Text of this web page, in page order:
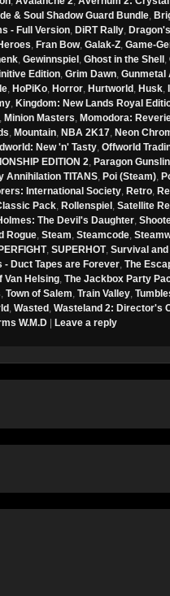
& Soul Shadow Guard Bundle,
- Full Version, DiRT Rally,
, Fran Bow, Galak-Z, Game-
, Gewinnspiel, Ghost in the Shell,
Edition, Grim Dawn, Gunmetal
, HoPiKo, Horror, Hurtworld, Husk,
, Kingdom: New Lands Royal
, Minion Masters, Momodora:
, Mountain, NBA 2K17, Neon
New 'n' Tasty, Offworld
EDITION 2, Paragon
Annihilation TITANS, Poi (Steam),
International Society, Retro,
Pack, Rollenspiel, Satellite
The Devil's Daughter,
Rogue, Steam, Steamcode,
, SUPERHOT, Survival
- Duct Tapes are Forever, The
Van Helsing, The Jackbox Party
, Town of Salem, Train Valley,
, Wasted, Wasteland 2: Director's
W.M.D | Leave a reply